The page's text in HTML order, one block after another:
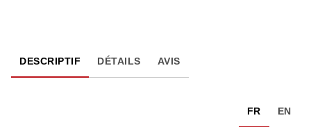
DESCRIPTIF DÉTAILS AVIS
FR EN